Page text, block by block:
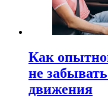
Как
не
движения